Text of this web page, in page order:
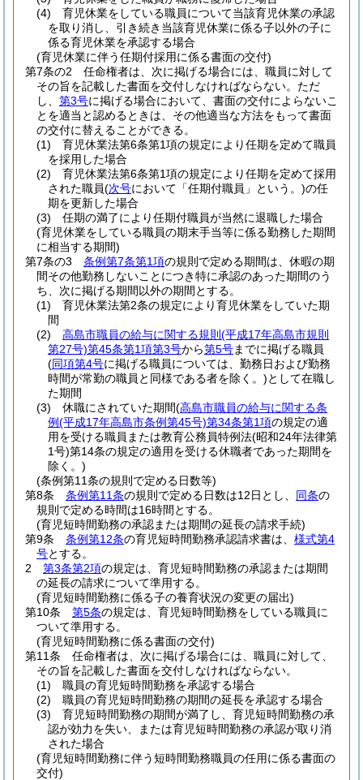
(4)
育児休業をしている職員について当該育児休業の承認
を取り消し、引き続き当該育児休業に係る子以外の子に
係る育児休業を承認する場合
(育児休業に伴う任期付採用に係る書面の交付)
第7条の2
任命権者は、次に掲げる場合には、職員に対して
その旨を記載した書面を交付しなければならない。 ただ
し、 第3号に掲げる場合において、書面の交付によらないこ
とを適当と認めるときは、その他適当な方法をもって書面
の交付に替えることができる。
(1)
育児休業法第6条第1項の規定により任期を定めて職員
を採用した場合
(2)
育児休業法第6条第1項の規定により任期を定めて採用
された職員(次号において「任期付職員」という。)の任
期を更新した場合
(3)
任期の満了により任期付職員が当然に退職した場合
(育児休業をしている職員の期末手当等に係る勤務した期間
に相当する期間)
第7条の3
条例第7条第1項の規則で定める期間は、休暇の期
間その他勤務しないことにつき特に承認のあった期間のう
ち、次に掲げる期間以外の期間とする。
(1)
育児休業法第2条の規定により育児休業をしていた期
間
(2)
高島市職員の給与に関する規則 (平成17年高島市規則
第27号)第45条第1項第3号から第5号までに掲げる職員
(同項第4号に掲げる職員については、勤務日および勤務
時間が常勤の職員と同様である者を除く。)として在職し
た期間
(3)
休職にされていた期間(高島市職員の給与に関する条
例(平成17年高島市条例第45号)第34条第1項の規定の適
用を受ける職員または教育公務員特例法(昭和24年法律第
1号)第14条の規定の適用を受ける休職者であった期間を
除く。)
(条例第11条の規則で定める日数等)
第8条
条例第11条の規則で定める日数は12日とし、 同条の
規則で定める時間は16時間とする。
(育児短時間勤務の承認または期間の延長の請求手続)
第9条
条例第12条の育児短時間勤務承認請求書は、 様式第4
号とする。
2
第3条第2項の規定は、育児短時間勤務の承認または期間
の延長の請求について準用する。
(育児短時間勤務に係る子の養育状況の変更の届出)
第10条
第5条の規定は、育児短時間勤務をしている職員に
ついて準用する。
(育児短時間勤務に係る書面の交付)
第11条
任命権者は、次に掲げる場合には、職員に対して、
その旨を記載した書面を交付しなければならない。
(1)
職員の育児短時間勤務を承認する場合
(2)
職員の育児短時間勤務の期間の延長を承認する場合
(3)
育児短時間勤務の期間が満了し、育児短時間勤務の承
認が効力を失い、または育児短時間勤務の承認が取り消
された場合
(育児短時間勤務に伴う短時間勤務職員の任用に係る書面の
交付)